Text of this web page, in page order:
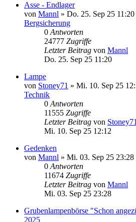
Asse - Endlager
von Mannl » Do. 25. Sep 25 11:20
Bergsicherung
0 Antworten
24777 Zugriffe
Letzter Beitrag von Mannl
Do. 25. Sep 25 11:20
Lampe
von Stoney71 » Mi. 10. Sep 25
Technik
0 Antworten
11555 Zugriffe
Letzter Beitrag von Stoney71
Mi. 10. Sep 25 12:12
Gedenken
von Mannl » Mi. 03. Sep 25 23:28
0 Antworten
11674 Zugriffe
Letzter Beitrag von Mannl
Mi. 03. Sep 25 23:28
Grubenlampenbörse "Schon
2025